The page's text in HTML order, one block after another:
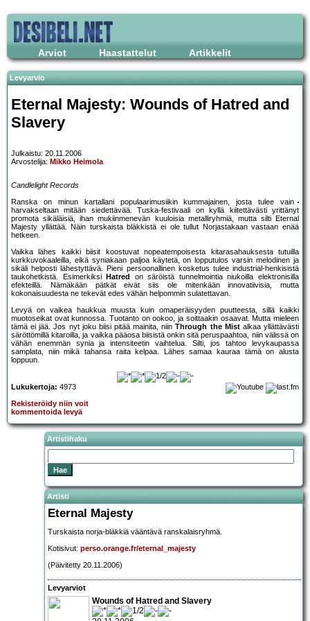
Arviot Haastattelut Artikkelit
Levyarvio
Eternal Majesty: Wounds of Hatred and
Slavery
Julkaistu: 20.11.2006
Arvostelija: Mikko Heimola
Candlelight Records
Ranska on minun kartallani populaarimusiikin kummajainen, josta tulee vain
harvakseltaan mitään siedettävää. Tuska-festivaali on kyllä kiitettävästi yrittänyt
promota sikäläisiä, ihan mukiinmenevän kuuloisia metalliryhmiä, mutta silti Eternal
Majesty yllättää. Näin turskaista bläkkistä ei ole tullut Norjastakaan vastaan enää
hetkeen.
Vaikka lähes kaikki biisit koostuvat nopeatempoisesta kitarasahauksesta tutuilla
kurkkuvokaaleilla, eikä syniakaan paljoa käytetä, on lopputulos varsin melodinen ja
sikäli helposti lähestyttävä. Pieni persoonallinen kosketus tulee industrial-henkisistä
taukohetkistä. Esimerkiksi
Hatred
on säröistä tunnelmointia niukoilla elektronisilla
efekteillä. Nämäkään pätkät eivät siis ole mitenkään innovatiivisia, mutta
kokonaisuudesta ne tekevät edes vähän helpommin sulatettavan.
Levyä on vaikea haukkua muusta kuin omaperäisyyden puutteesta, sillä kaikki
muotoseikat ovat kunnossa. Tuotanto on ookoo, ja soittaakin osaavat. Mutta mieleen
tämä ei jää. Jos nyt joku biisi pitää mainita, niinThrough the Mistalkaa yllättävästi
säröttömillä kitaroilla, ja vaikka pääosa biisistä onkin sitä peruspaahtoa, niin välissä on
vähän enemmän synia ja intensiteetin vaihtelua. Silti, jos tahtoo levykaupassa
samplata, niin mikä tahansa raita kelpaa. Lähes samaa kauraa tämä on alusta
loppuun.
Lukukertoja: 4973
Rekisteröidy niin voit
kommentoida levyä
Artistihaku
Artisti
Eternal Majesty
Turskaista norja-bläkkiä vääntävä ranskalaisryhmä.
Kotisivut: perso.orange.fr/eternal_majesty
(Päivitetty 20.11.2006)
Levyarviot
Wounds of Hatred and Slavery